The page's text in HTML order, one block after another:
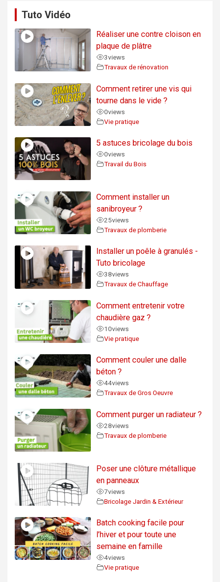
Tuto Vidéo
Réaliser une contre cloison en
plaque de plâtre
3views
Travaux de rénovation
Comment retirer une vis qui
tourne dans le vide ?
0views
Vie pratique
5 astuces bricolage du bois
0views
Travail du Bois
Comment installer un
sanibroyeur ?
25views
Travaux de plomberie
Installer un poêle à granulés -
Tuto bricolage
38views
Travaux de Chauffage
Comment entretenir votre
chaudière gaz ?
10views
Vie pratique
Comment couler une dalle
béton ?
44views
Travaux de Gros Oeuvre
Comment purger un radiateur ?
28views
Travaux de plomberie
Poser une clôture métallique
en panneaux
7views
Bricolage Jardin & Extérieur
Batch cooking facile pour
l’hiver et pour toute une
semaine en famille
4views
Vie pratique